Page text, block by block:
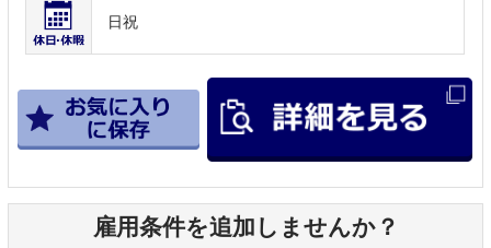
日祝
雇用条件を追加しませんか？